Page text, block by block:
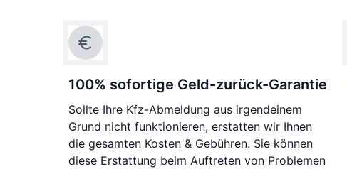
100% sofortige Geld-zurück-Garantie
Sollte Ihre Kfz-Abmeldung aus irgendeinem
Grund nicht funktionieren, erstatten wir Ihnen
die gesamten Kosten & Gebühren. Sie können
diese Erstattung beim Auftreten von Problemen